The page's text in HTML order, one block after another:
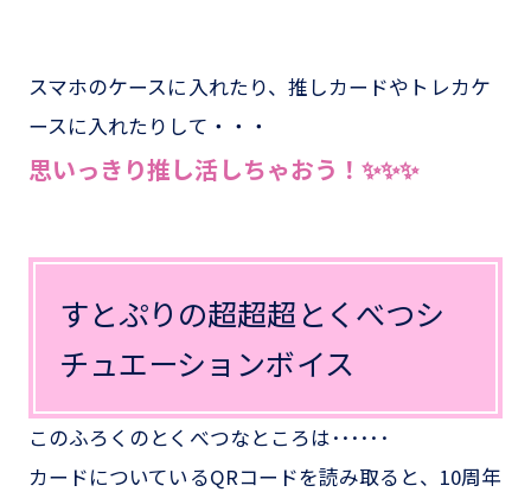
スマホのケースに入れたり、推しカードやトレカケ
ースに入れたりして・・・
思いっきり推し活しちゃおう！✨✨✨
すとぷりの超超超とくべつシ
チュエーションボイス
このふろくのとくべつなところは･･････
カードについているQRコードを読み取ると、10周年